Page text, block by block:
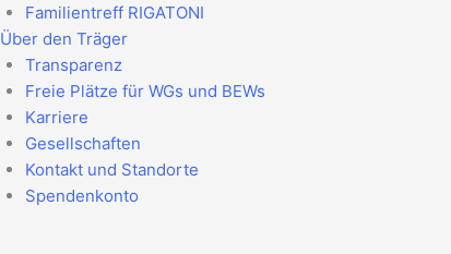
Familientreff RIGATONI
Über den Träger
Transparenz
Freie Plätze für WGs und BEWs
Karriere
Gesellschaften
Kontakt und Standorte
Spendenkonto